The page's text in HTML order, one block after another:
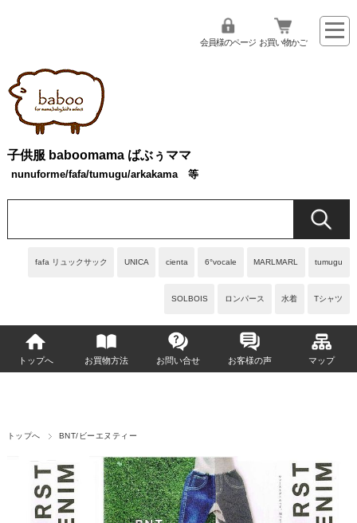
子供服 baboomama ばぶぅママ
nunuforme/fafa/tumugu/arkakama 等
fafa リュックサック UNICA cienta 6°vocale MARLMARL tumugu
SOLBOIS ロンパース 水着 Tシャツ
会員様のページ お買い物かご
トップへ お買物方法 お問い合せ お客様の声 マップ
トップへ BNT/ビーエヌティー